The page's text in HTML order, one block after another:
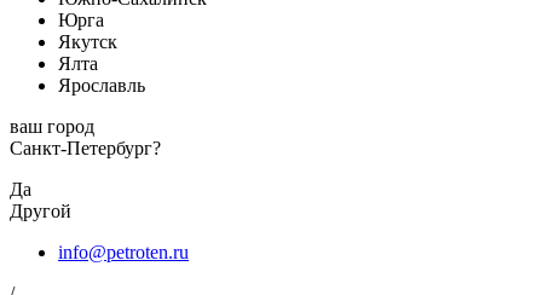
Юрга
Якутск
Ялта
Ярославль
ваш город
Санкт-Петербург?
Да
Другой
info@petroten.ru